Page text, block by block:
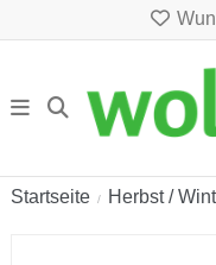
Startseite Herbst /